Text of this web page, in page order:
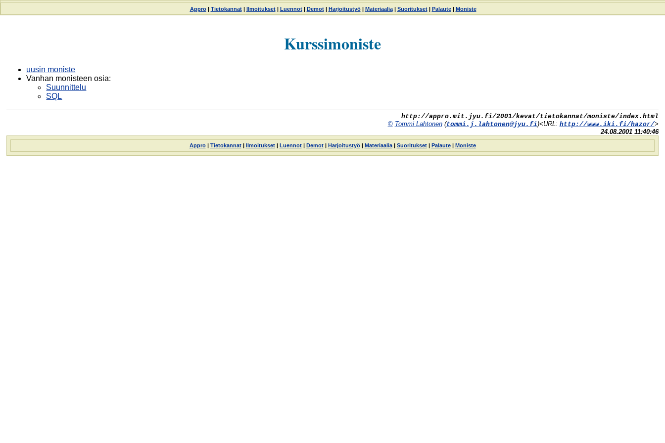
Appro| Tietokannat| Ilmoitukset| Luennot| Demot| Harjoitustyö| Materiaalia| Suoritukset| Palaute| Moniste
Kurssimoniste
uusin moniste
Vanhan monisteen osia:
Suunnittelu
SQL
http://appro.mit.jyu.fi/2001/kevat/tietokannat/moniste/index.html
© Tommi Lahtonen(tommi.j.lahtonen@jyu.fi)<URL: http://www.iki.fi/hazor/>
24.08.2001 11:40:46
Appro| Tietokannat| Ilmoitukset| Luennot| Demot| Harjoitustyö| Materiaalia| Suoritukset| Palaute| Moniste